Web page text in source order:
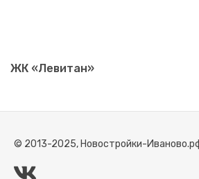
ЖК «Левитан»
© 2013-2025, Новостройки-